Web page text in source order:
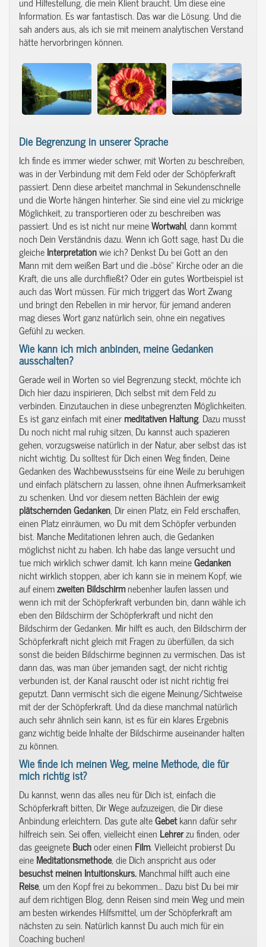
Information. Es war fantastisch. Das war die Lösung. Und die
sah anders aus, als ich sie mit meinem analytischen Verstand
hätte hervorbringen können.
Die Begrenzung in unserer Sprache
Ich finde es immer wieder schwer, mit Worten zu beschreiben,
was in der Verbindung mit dem Feld oder der Schöpferkraft
passiert. Denn diese arbeitet manchmal in Sekundenschnelle
und die Worte hängen hinterher. Sie sind eine viel zu mickrige
Möglichkeit, zu transportieren oder zu beschreiben was
passiert. Und es ist nicht nur meineWortwahl, dann kommt
noch Dein Verständnis dazu. Wenn ich Gott sage, hast Du die
gleicheInterpretationwie ich? Denkst Du bei Gott an den
Mann mit dem weißen Bart und die „böse“ Kirche oder an die
Kraft, die uns alle durchfließt? Oder ein gutes Wortbeispiel ist
auch das Wort müssen. Für mich triggert das Wort Zwang
und bringt den Rebellen in mir hervor, für jemand anderen
mag dieses Wort ganz natürlich sein, ohne ein negatives
Gefühl zu wecken.
Wie kann ich mich anbinden, meine Gedanken
ausschalten?
Gerade weil in Worten so viel Begrenzung steckt, möchte ich
Dich hier dazu inspirieren, Dich selbst mit dem Feld zu
verbinden. Einzutauchen in diese unbegrenzten Möglichkeiten.
Es ist ganz einfach mit einermeditativenHaltung. Dazu musst
Du noch nicht mal ruhig sitzen, Du kannst auch spazieren
gehen, vorzugsweise natürlich in der Natur, aber selbst das ist
nicht wichtig. Du solltest für Dich einen Weg finden, Deine
Gedanken des Wachbewusstseins für eine Weile zu beruhigen
und einfach plätschern zu lassen, ohne ihnen Aufmerksamkeit
zu schenken. Und vor diesem netten Bächlein der ewig
plätscherndenGedanken, Dir einen Platz, ein Feld erschaffen,
einen Platz einräumen, wo Du mit dem Schöpfer verbunden
bist. Manche Meditationen lehren auch, die Gedanken
möglichst nicht zu haben. Ich habe das lange versucht und
tue mich wirklich schwer damit. Ich kann meineGedanken
nicht wirklich stoppen, aber ich kann sie in meinem Kopf, wie
auf einemzweitenBildschirmnebenher laufen lassen und
wenn ich mit der Schöpferkraft verbunden bin, dann wähle ich
eben den Bildschirm der Schöpferkraft und nicht den
Bildschirm der Gedanken. Mir hilft es auch, den Bildschirm der
Schöpferkraft nicht gleich mit Fragen zu überfüllen, da sich
sonst die beiden Bildschirme beginnen zu vermischen. Das ist
dann das, was man über jemanden sagt, der nicht richtig
verbunden ist, der Kanal rauscht oder ist nicht richtig frei
geputzt. Dann vermischt sich die eigene Meinung/Sichtweise
mit der der Schöpferkraft. Und da diese manchmal natürlich
auch sehr ähnlich sein kann, ist es für ein klares Ergebnis
ganz wichtig beide Inhalte der Bildschirme auseinander halten
zu können.
Wie finde ich meinen Weg, meine Methode, die für
mich richtig ist?
Du kannst, wenn das alles neu für Dich ist, einfach die
Schöpferkraft bitten, Dir Wege aufzuzeigen, die Dir diese
Anbindung erleichtern. Das gute alteGebetkann dafür sehr
hilfreich sein. Sei offen, vielleicht einen Lehrerzu finden, oder
das geeigneteBuchoder einen Film. Vielleicht probierst Du
eineMeditationsmethode, die Dich anspricht aus oder
besuchst meinen Intuitionskurs.Manchmal hilft auch eine
Reise, um den Kopf frei zu bekommen… Dazu bist Du bei mir
auf dem richtigen Blog, denn Reisen sind mein Weg und mein
am besten wirkendes Hilfsmittel, um der Schöpferkraft am
nächsten zu sein. Natürlich kannst Du auch mich für ein
Coaching buchen!